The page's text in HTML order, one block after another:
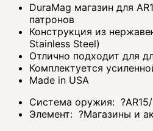
DuraMag магазин для
патронов
Конструкция из
Stainless Steel)
Отлично подходит для
Комплектуется
Made in USA
Система оружия: ?
Элемент: ?Магазины и